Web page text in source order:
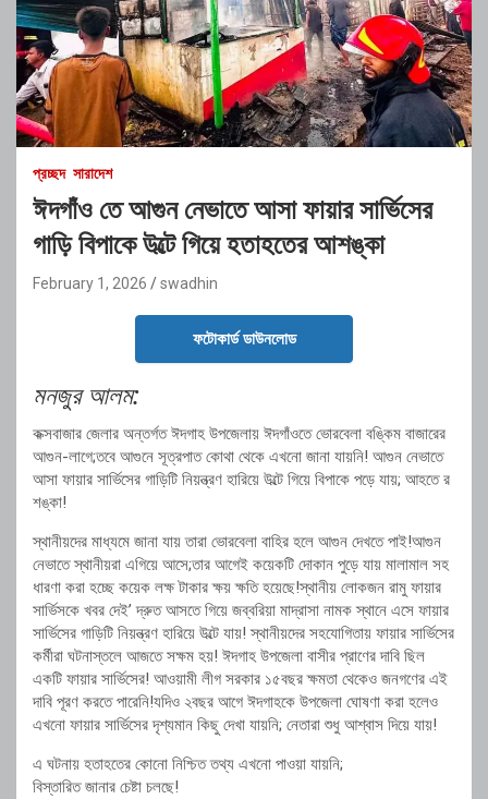
প্রচ্ছদ সারাদেশ
ঈদগাঁও তে আগুন নেভাতে আসা ফায়ার সার্ভিসের
গাড়ি বিপাকে উল্টে গিয়ে হতাহতের আশঙ্কা
February 1, 2026 swadhin
ফটোকার্ড ডাউনলোড
মনজুর আলম:
কক্সবাজার জেলার অন্তর্গত ঈদগাহ উপজেলায় ঈদগাঁওতে ভোরবেলা বঙ্কিম বাজারের
আগুন-লাগে;তবে আগুনে সূত্রপাত কোথা থেকে এখনো জানা যায়নি! আগুন নেভাতে
আসা ফায়ার সার্ভিসের গাড়িটি নিয়ন্ত্রণ হারিয়ে উল্টে গিয়ে বিপাকে পড়ে যায়; আহতে র
শঙ্কা!
স্থানীয়দের মাধ্যমে জানা যায় তারা ভোরবেলা বাহির হলে আগুন দেখতে পাই!আগুন
নেভাতে স্থানীয়রা এগিয়ে আসে;তার আগেই কয়েকটি দোকান পুড়ে যায় মালামাল সহ
ধারণা করা হচ্ছে কয়েক লক্ষ টাকার ক্ষয় ক্ষতি হয়েছে!স্থানীয় লোকজন রামু ফায়ার
সার্ভিসকে খবর দেই’ দ্রুত আসতে গিয়ে জব্বরিয়া মাদ্রাসা নামক স্থানে এসে ফায়ার
সার্ভিসের গাড়িটি নিয়ন্ত্রণ হারিয়ে উল্টে যায়! স্থানীয়দের সহযোগিতায় ফায়ার সার্ভিসের
কর্মীরা ঘটনাস্তলে আজতে সক্ষম হয়! ঈদগাহ উপজেলা বাসীর প্রাণের দাবি ছিল
একটি ফায়ার সার্ভিসের! আওয়ামী লীগ সরকার ১৫বছর ক্ষমতা থেকেও জনগণের এই
দাবি পূরণ করতে পারেনি!যদিও ২বছর আগে ঈদগাহকে উপজেলা ঘোষণা করা হলেও
এখনো ফায়ার সার্ভিসের দৃশ্যমান কিছু দেখা যায়নি; নেতারা শুধু আশ্বাস দিয়ে যায়!
এ ঘটনায় হতাহতের কোনো নিশ্চিত তথ্য এখনো পাওয়া যায়নি;
বিস্তারিত জানার চেষ্টা চলছে!